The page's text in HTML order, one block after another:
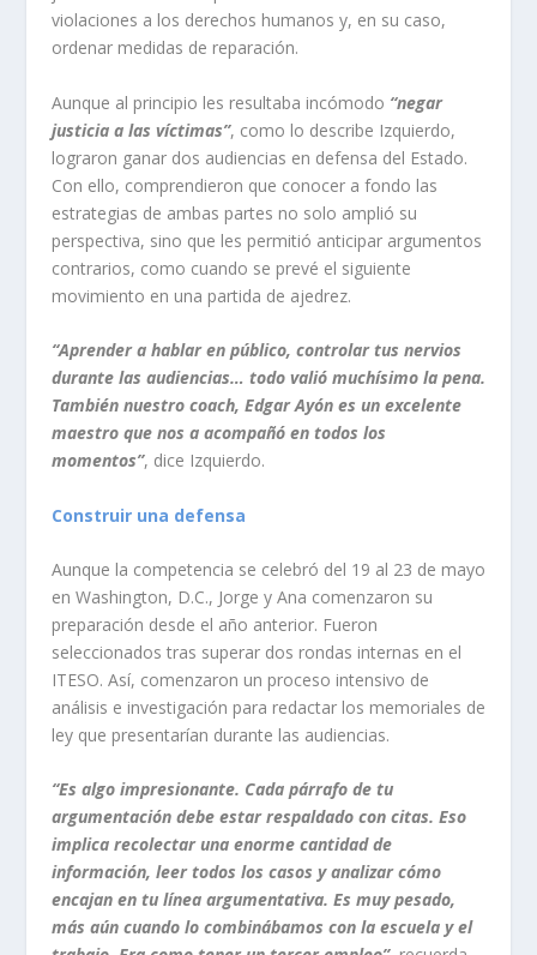
violaciones a los derechos humanos y, en su caso,
ordenar medidas de reparación.
Aunque al principio les resultaba incómodo “negar
justicia a las víctimas”, como lo describe Izquierdo,
lograron ganar dos audiencias en defensa del Estado.
Con ello, comprendieron que conocer a fondo las
estrategias de ambas partes no solo amplió su
perspectiva, sino que les permitió anticipar argumentos
contrarios, como cuando se prevé el siguiente
movimiento en una partida de ajedrez.
“Aprender a hablar en público, controlar tus nervios
durante las audiencias… todo valió muchísimo la pena.
También nuestro coach, Edgar Ayón es un excelente
maestro que nos a acompañó en todos los
momentos”, dice Izquierdo.
Construir una defensa
Aunque la competencia se celebró del 19 al 23 de mayo
en Washington, D.C., Jorge y Ana comenzaron su
preparación desde el año anterior. Fueron
seleccionados tras superar dos rondas internas en el
ITESO. Así, comenzaron un proceso intensivo de
análisis e investigación para redactar los memoriales de
ley que presentarían durante las audiencias.
“Es algo impresionante. Cada párrafo de tu
argumentación debe estar respaldado con citas. Eso
implica recolectar una enorme cantidad de
información, leer todos los casos y analizar cómo
encajan en tu línea argumentativa. Es muy pesado,
más aún cuando lo combinábamos con la escuela y el